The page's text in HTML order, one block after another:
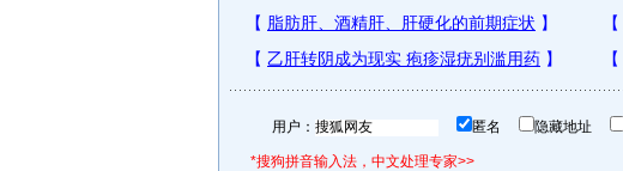
用户： 匿名 隐藏地址
*搜狗拼音输入法，中文处理专家>>